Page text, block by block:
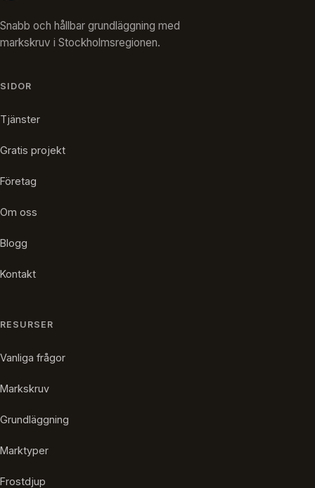
Snabb och hållbar grundläggning med
markskruv i Stockholmsregionen.
SIDOR
Tjänster
Gratis projekt
Företag
Om oss
Blogg
Kontakt
RESURSER
Vanliga frågor
Markskruv
Grundläggning
Marktyper
Frostdjup